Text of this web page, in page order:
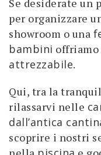
Se desiderate un
per organizzare
showroom o una
bambini offriamo
attrezzabile.
Qui, tra la
rilassarvi nelle
dall’antica
scoprire i nostri